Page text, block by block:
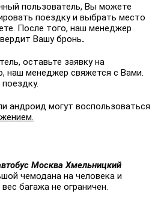
пользователь, Вы можете
поездку и выбрать место
После того, наш менеджер
Вашу бронь.
оставьте заявку на
наш менеджер свяжется с Вами.
андроид могут воспользоваться
Москва Хмельницкий
чемодана на человека и
багажа не ограничен.